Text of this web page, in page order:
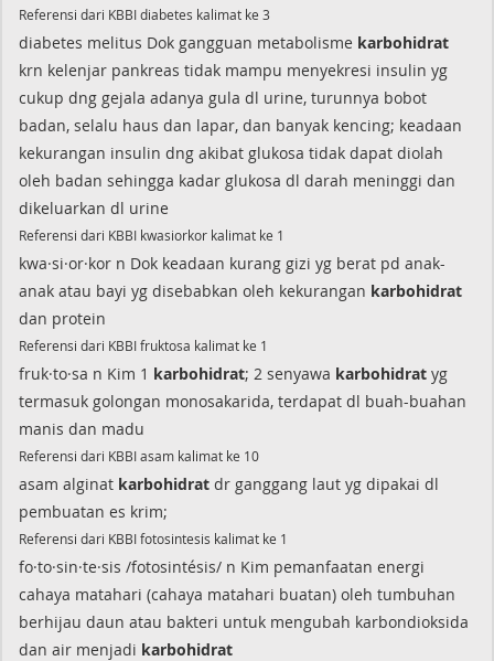
Referensi dari KBBI diabetes kalimat ke 3
diabetes melitus Dok gangguan metabolisme karbohidrat
krn kelenjar pankreas tidak mampu menyekresi insulin yg
cukup dng gejala adanya gula dl urine, turunnya bobot
badan, selalu haus dan lapar, dan banyak kencing; keadaan
kekurangan insulin dng akibat glukosa tidak dapat diolah
oleh badan sehingga kadar glukosa dl darah meninggi dan
dikeluarkan dl urine
Referensi dari KBBI kwasiorkor kalimat ke 1
kwa·si·or·kor n Dok keadaan kurang gizi yg berat pd anak-
anak atau bayi yg disebabkan oleh kekurangan karbohidrat
dan protein
Referensi dari KBBI fruktosa kalimat ke 1
fruk·to·sa n Kim 1 karbohidrat; 2 senyawa karbohidrat yg
termasuk golongan monosakarida, terdapat dl buah-buahan
manis dan madu
Referensi dari KBBI asam kalimat ke 10
asam alginat karbohidrat dr ganggang laut yg dipakai dl
pembuatan es krim;
Referensi dari KBBI fotosintesis kalimat ke 1
fo·to·sin·te·sis /fotosintésis/ n Kim pemanfaatan energi
cahaya matahari (cahaya matahari buatan) oleh tumbuhan
berhijau daun atau bakteri untuk mengubah karbondioksida
dan air menjadi karbohidrat